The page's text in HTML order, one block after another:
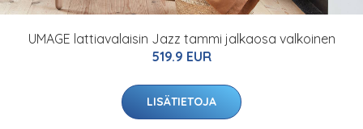
UMAGE lattiavalaisin Jazz tammi jalkaosa valkoinen
519.9 EUR
LISÄTIETOJA